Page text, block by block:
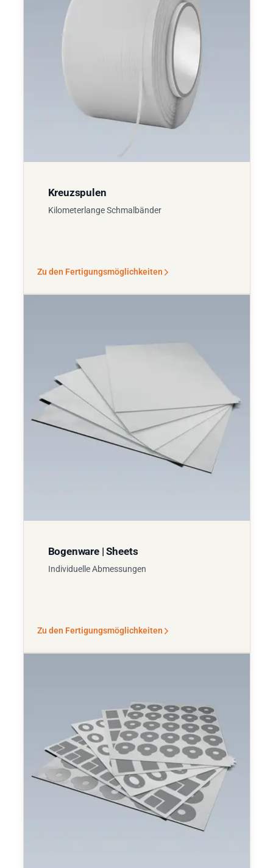
Kreuzspulen
Kilometerlange Schmalbänder
Zu den Fertigungsmöglichkeiten
Bogenware | Sheets
Individuelle Abmessungen
Zu den Fertigungsmöglichkeiten